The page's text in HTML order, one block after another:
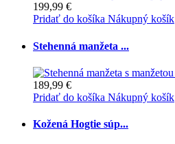
199,99 €
Pridať do košíka Nákupný košík
Stehenná manžeta ...
189,99 €
Pridať do košíka Nákupný košík
Kožená Hogtie súp...